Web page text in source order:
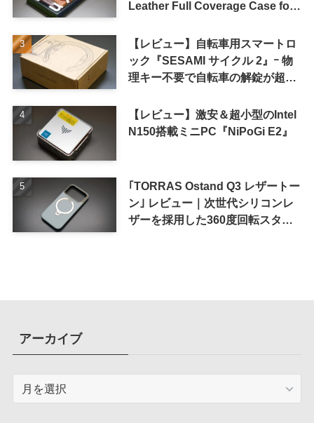
Leather Full Coverage Case for
【レビュー】自転車用スマートロ
ック『SESAMI サイクル 2』ｰ 物
理キー不要で自転車の解錠が超簡
【レビュー】激安＆超小型のIntel
N150搭載ミニPC『NiPoGi E2』
｢TORRAS Ostand Q3 レザートー
ン｣ レビュー｜次世代シリコンレ
ザーを採用した360度回転スタン
アーカイブ